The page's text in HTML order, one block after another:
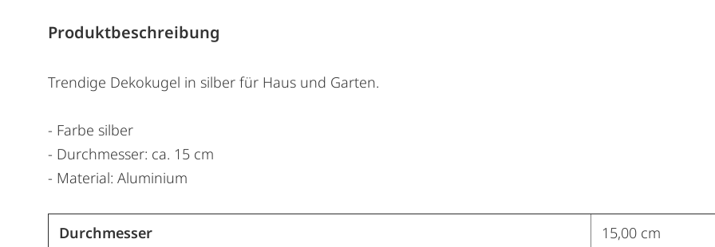
Produktbeschreibung
Trendige Dekokugel in silber für Haus und Garten.
- Farbe silber
- Durchmesser: ca. 15 cm
- Material: Aluminium
Durchmesser
15,00 cm